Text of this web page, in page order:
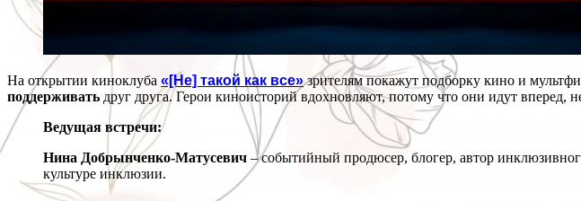
На открытии киноклуба «[Не] такой как все»зрителям покажут подборку кино и
поддерживать друг друга. Герои киноисторий вдохновляют, потому что они идут вперед,
Ведущая встречи:
Нина Добрынченко-Матусевич – событийный продюсер, блогер, автор
культуре инклюзии.